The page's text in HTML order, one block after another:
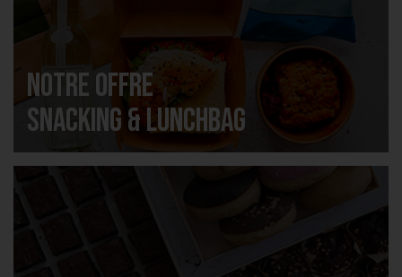
Notre offre
Snacking & Lunchbag